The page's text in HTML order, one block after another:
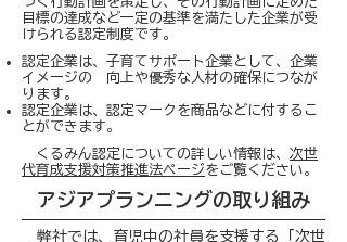
目標の達成など一定の基準を満たした企業が受
けられる認定制度です。
認定企業は、子育てサポート企業として、企業
イメージの 向上や優秀な人材の確保につなが
ります。
認定企業は、認定マークを商品などに付するこ
とができます。
くるみん認定についての詳しい情報は、 次世
代育成支援対策推進法ページをご覧ください。
​アジアプランニングの取り組み
弊社では、育児中の社員を支援する「次世